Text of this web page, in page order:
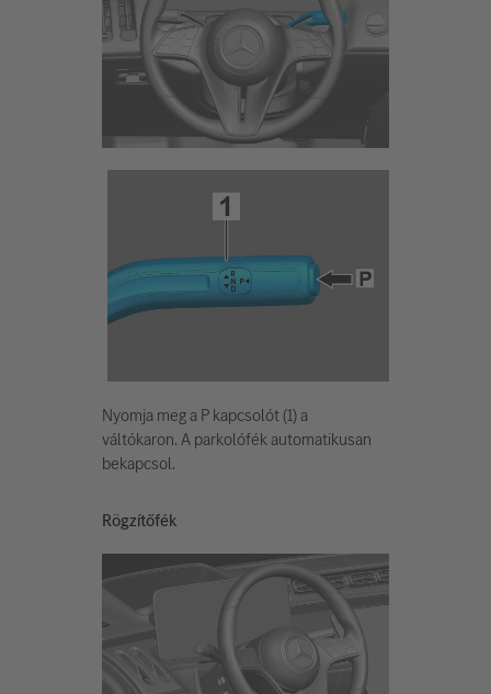
Nyomja meg a P kapcsolót (1) a
váltókaron. A parkolófék automatikusan
bekapcsol.
Rögzítőfék